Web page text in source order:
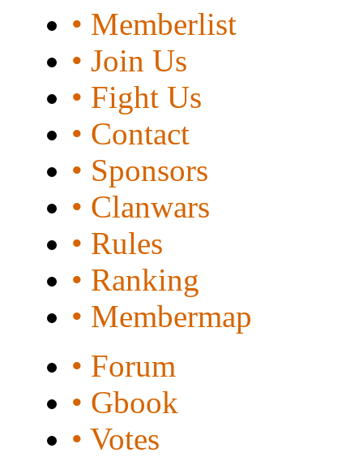
• Memberlist
• Join Us
• Fight Us
• Contact
• Sponsors
• Clanwars
• Rules
• Ranking
• Membermap
• Forum
• Gbook
• Votes